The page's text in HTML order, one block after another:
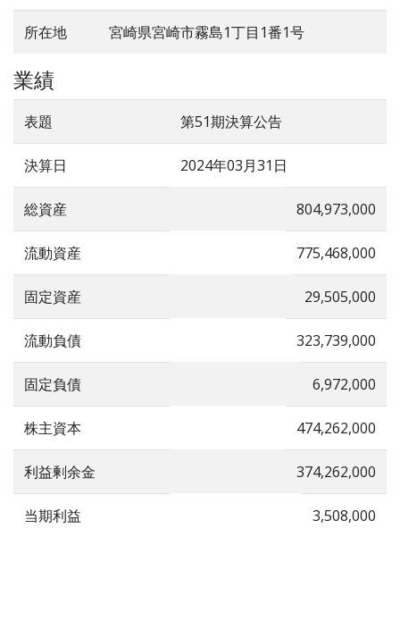
所在地 宮崎県宮崎市霧島1丁目1番1号
業績
表題 第51期決算公告
決算日 2024年03月31日
総資産 804,973,000
流動資産 775,468,000
固定資産 29,505,000
流動負債 323,739,000
固定負債 6,972,000
株主資本 474,262,000
利益剰余金 374,262,000
当期利益 3,508,000